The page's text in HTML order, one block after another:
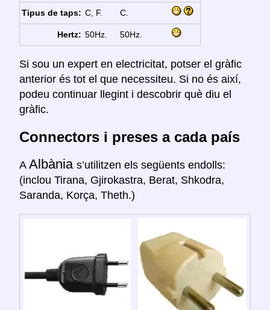
Tipus de taps: C, F. C.
Hertz: 50Hz. 50Hz.
Si sou un expert en electricitat, potser el gràfic
anterior és tot el que necessiteu. Si no és així,
podeu continuar llegint i descobrir què diu el
gràfic.
Connectors i preses a cada país
A Albània s’utilitzen els següents endolls:
(inclou Tirana, Gjirokastra, Berat, Shkodra,
Saranda, Korça, Theth.)